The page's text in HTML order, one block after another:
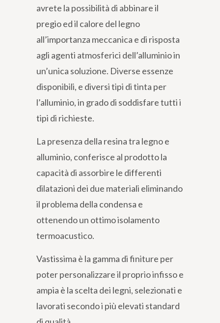
avrete la possibilità di abbinare il
pregio ed il calore del legno
all’importanza meccanica e di risposta
agli agenti atmosferici dell’alluminio in
un’unica soluzione. Diverse essenze
disponibili, e diversi tipi di tinta per
l’alluminio, in grado di soddisfare tutti i
tipi di richieste.
La presenza della resina tra legno e
alluminio, conferisce al prodotto la
capacità di assorbire le differenti
dilatazioni dei due materiali eliminando
il problema della condensa e
ottenendo un ottimo isolamento
termoacustico.
Vastissima è la gamma di finiture per
poter personalizzare il proprio infisso e
ampia è la scelta dei legni, selezionati e
lavorati secondo i più elevati standard